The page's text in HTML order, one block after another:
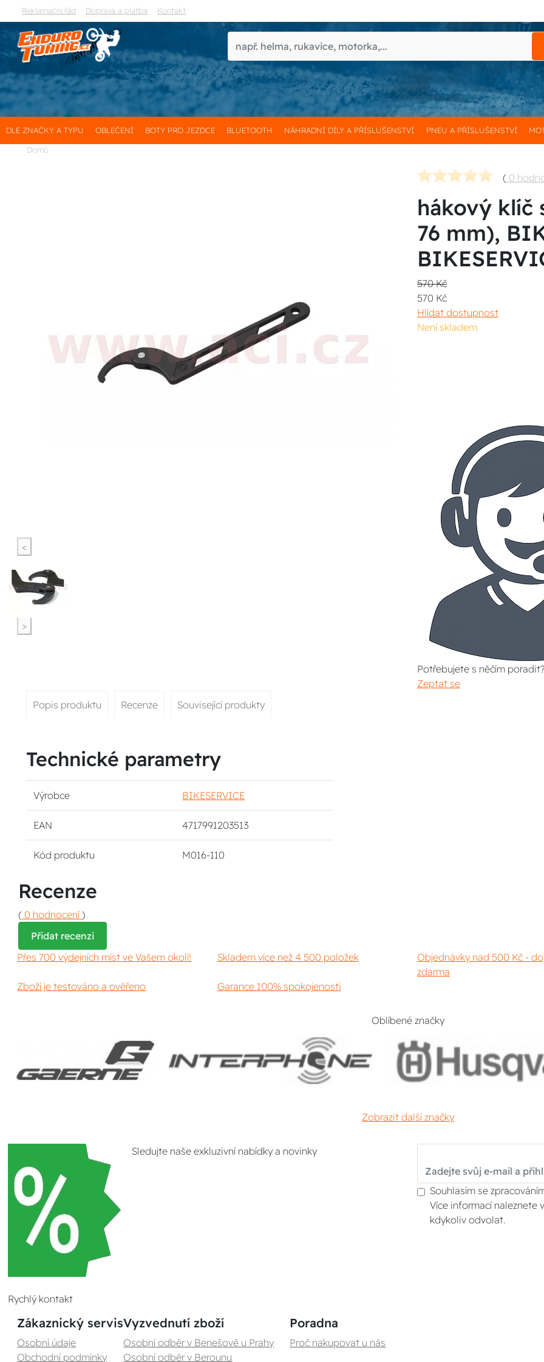
Reklamační řád Doprava a platba Kontakt
DLE ZNAČKY A TYPU OBLEČENÍ BOTY PRO JEZDCE BLUETOOTH NÁHRADNÍ DÍLY A PŘÍSLUŠENSTVÍ PNEU A PŘÍSLUŠENSTVÍ
Domů
<
>
( 0
hákový klíč
76 mm),
570 Kč
570 Kč
Hlídat dostupnost
Není skladem
Potřebujete s něčím poradit?
Zeptat se
Popis produktu
Recenze Související produkty
Technické parametry
Výrobce BIKESERVICE
EAN 4717991203513
Kód produktu M016-110
Recenze
( 0 hodnocení )
Přidat recenzi
Přes 700 výdejních míst ve Vašem okolí!
Skladem více než 4 500 položek
Objednávky nad 500 Kč -
zdarma
Zboží je testováno a ověřeno
Garance 100% spokojenosti
Oblíbené značky
Zobrazit další značky
Sledujte naše exkluzivní nabídky a novinky
Souhlasím se
Více informací naleznete
kdykoliv odvolat.
Rychlý kontakt
Zákaznický servis
Osobní údaje
Obchodní podmínky
Vyzvednutí zboží
Osobní odběr v Benešově u Prahy
Osobní odběr v Berounu
Poradna
Proč nakupovat u nás